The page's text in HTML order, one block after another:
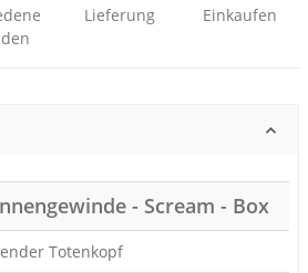
Lieferung
Einkaufen
- Scream - Box
Totenkopf